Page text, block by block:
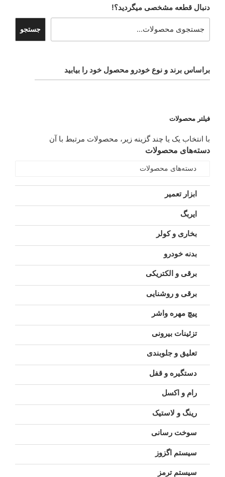
دنبال قطعه مشخصی میگردید؟!
جستجو
براساس برند و نوع خودرو محصول خود را بیابید
فیلتر محصولات
با انتخاب یک یا چند گزینه زیر، محصولات مرتبط با آن
دسته‌های محصولات
دسته‌های محصولات
ابزار تعمیر
ایربگ
بخاری و کولر
بدنه خودرو
برقی و الکتریکی
برقی و روشنایی
پیچ مهره واشر
تزئینات بیرونی
تعلیق و جلوبندی
دستگیره و قفل
رام و اکسل
رینگ و لاستیک
سوخت رسانی
سیستم اگزوز
سیستم ترمز